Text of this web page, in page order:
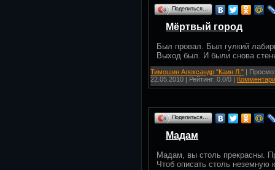
Поделиться…
Мёртвый город
Был провал. Был гулкий
Выход был. И были снова
Тимошин Александр "Каин Л." |
22.05.2010 | Рейтинг: 0.0/0 |
Поделиться…
Мадам
Мадам, вы столь прекрасны.
Чтоб описать столь неземную